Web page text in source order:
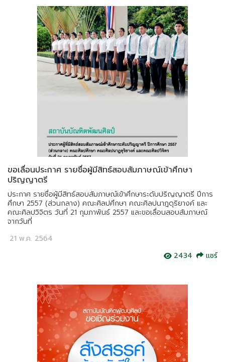
ขอเลื่อนประกาศ รายชื่อผู้มีสิทธ์สอบสัมภาษณ์เข้าศึกษา
ปริญญาตรี
ประกาศ รายชื่อผู้มีสิทธ์สอบสัมภาษณ์เข้าศึกษาระดับปริญญาตรี ปีการ
ศึกษา 2557 (ส่วนกลาง) คณะศิลปศึกษา คณะศิลปนาฎดุริยางค์ และ
คณะศิลปวิจิตร วันที่ 21 กุมภาพันธ์ 2557 และขอเลื่อนสอบสัมภาษณ์
จากวันที่
21 พ.ค. 2564
2434
แชร์